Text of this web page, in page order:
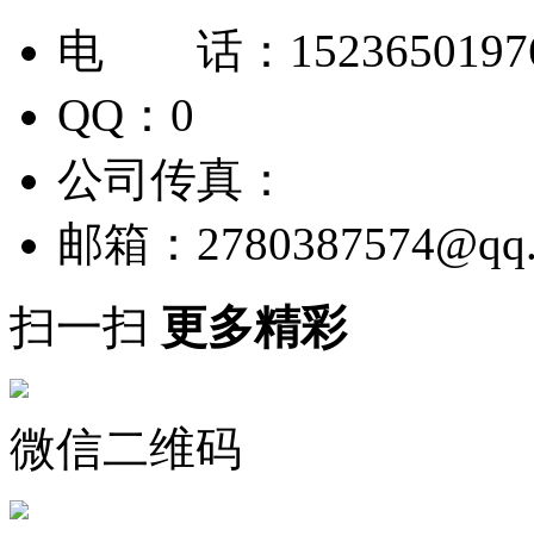
电 话：
QQ：0
公司传真：
邮箱：
扫一扫 更多精彩
微信二维码